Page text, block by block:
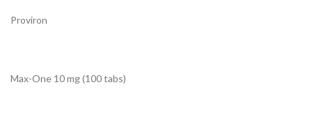
Proviron
Max-One 10 mg (100 tabs)